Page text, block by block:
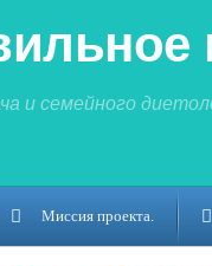
и семейного
Миссия проекта.